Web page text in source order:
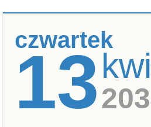
czwartek
13